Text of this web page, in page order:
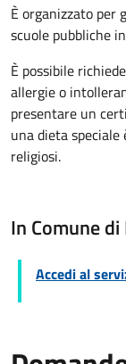
È organizzato per
scuole pubbliche
È possibile
allergie o
presentare un
una dieta
religiosi.
In Comune
Accedi al